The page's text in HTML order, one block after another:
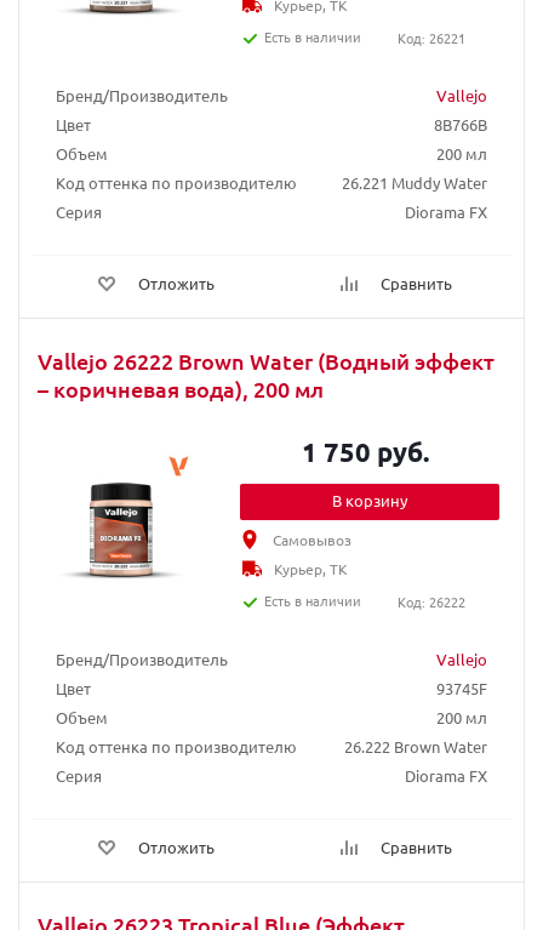
Бренд/Производитель
Vallejo
Цвет
8B766B
Объем
200 мл
Код оттенка по производителю
26.221 Muddy Water
Серия
Diorama FX
Отложить Сравнить
Курьер, ТК
Есть в наличии
Код: 26221
Vallejo 26222 Brown Water (Водный эффект
– коричневая вода), 200 мл
Бренд/Производитель
Vallejo
Цвет
93745F
Объем
200 мл
Код оттенка по производителю
26.222 Brown Water
Серия
Diorama FX
Отложить Сравнить
1 750 руб.
В корзину
Самовывоз
Курьер, ТК
Есть в наличии
Код: 26222